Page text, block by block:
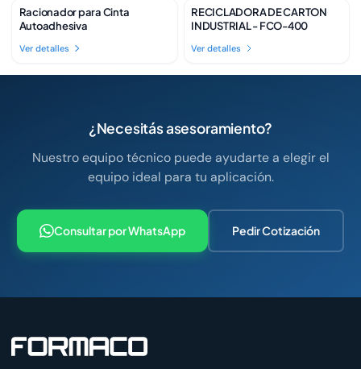
A Pedido
Racionador para Cinta
Autoadhesiva
Ver detalles
Disponible
RECICLADORA DE CARTON
INDUSTRIAL - FCO-400
Ver detalles
¿Necesitás asesoramiento?
Nuestro equipo técnico puede ayudarte a elegir el
equipo ideal para tu aplicación.
Consultar por WhatsApp Pedir Cotización